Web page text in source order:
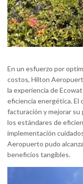
En un esfuerzo por
costos, Hilton
la experiencia de
eficiencia energética. El
facturación y mejorar
los estándares de
implementación
Aeropuerto pudo
beneficios tangibles.